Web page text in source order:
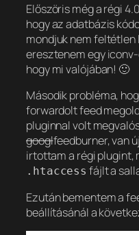
Előszöris még a régi
hogy az adatbázis
mondjuk nem feltétlen
eresztenem egy
hogy mi valójában! 🙂
Második probléma,
forwardolt feed
pluginnal volt
googlfeedburner, van új
irtottam a régi
.htaccess fájlt a
Ezután bementem a
beállításánál a